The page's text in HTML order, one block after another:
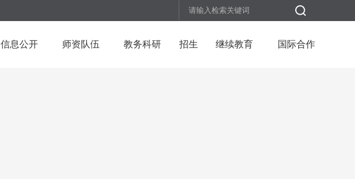
信息公开 师资队伍 教务科研 招生 继续教育 国际合作